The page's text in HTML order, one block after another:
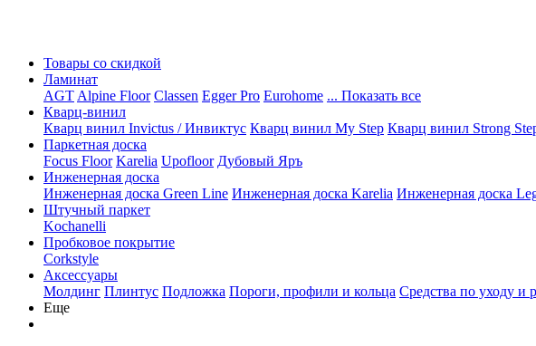
Товары со скидкой
Ламинат
AGT Alpine Floor Classen Egger Pro Eurohome ... Показать все
Кварц-винил
Кварц винил Invictus / Инвиктус Кварц винил My Step Кварц винил Strong
Паркетная доска
Focus Floor Karelia Upofloor Дубовый Яръ
Инженерная доска
Инженерная доска Green Line Инженерная доска Karelia Инженерная доска
Штучный паркет
Kochanelli
Пробковое покрытие
Corkstyle
Аксессуары
Молдинг Плинтус Подложка Пороги, профили и кольца Средства по уходу и
Еще